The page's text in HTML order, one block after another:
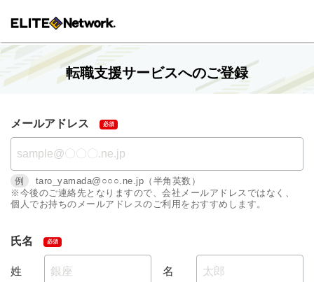
転職支援サービスへのご登録
メールアドレス
例
taro_yamada@○○○.ne.jp（半角英数）
※今後のご連絡先となりますので、会社メールアドレスではなく、
個人でお持ちのメールアドレスのご利用をおすすめします。
氏名
姓 名